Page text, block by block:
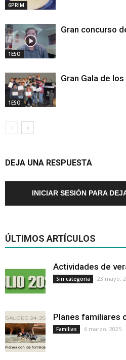
6PRIM
1ESO
Gran concurso
1ESO
Gran Gala de
DEJA UNA RESPUESTA
INICIAR SESIÓN PARA
ÚLTIMOS ARTÍCULOS
Actividades de
Sin categoría 23 mayo,
Planes familiares
Familias 6 marzo, 2025